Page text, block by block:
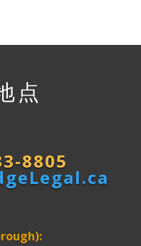
点
8805